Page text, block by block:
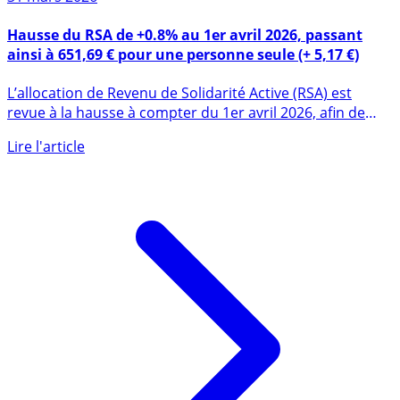
31 mars 2026
ainsi à 651,69 € pour une personne seule (+ 5,17 €)
revue à la hausse à compter du 1er avril 2026, afin de